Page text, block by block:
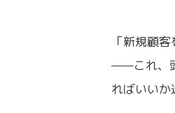
「新規顧
——これ、
ればいいか